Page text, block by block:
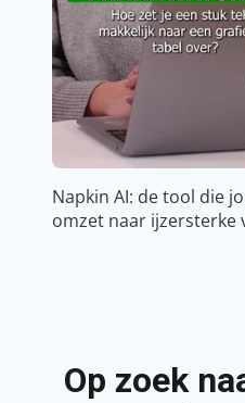
Napkin AI: de tool die
omzet naar ijzersterke
Op zoek